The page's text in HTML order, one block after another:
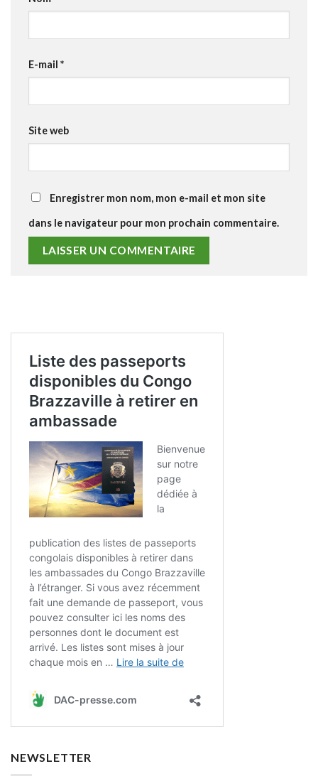
E-mail *
Site web
Enregistrer mon nom, mon e-mail et mon site
dans le navigateur pour mon prochain commentaire.
NEWSLETTER